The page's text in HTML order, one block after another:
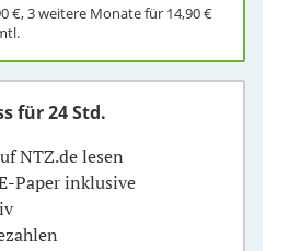
€, 3 weitere Monate für 14,90 €
für 24 Std.
NTZ.de lesen
Paper inklusive